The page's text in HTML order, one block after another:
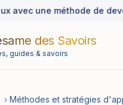
avec une méthode de
des Savoirs
guides & savoirs
› Méthodes et stratégies